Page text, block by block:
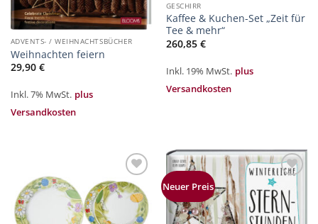
ADVENTS- / WEIHNACHTSBÜCHER
Weihnachten feiern
29,90 €
Inkl. 7% MwSt. plus
Versandkosten
GESCHIRR
Kaffee & Kuchen-Set „Zeit für
Tee & mehr“
260,85 €
Inkl. 19% MwSt. plus
Versandkosten
Zur
Merkliste
hinzufügen
Neuer Preis
Zur
Merkliste
hinzufügen